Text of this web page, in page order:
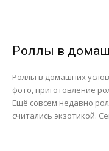
Роллы в
Роллы в домашних
фото, приготовление
Ещё совсем недавно
считались экзотикой.